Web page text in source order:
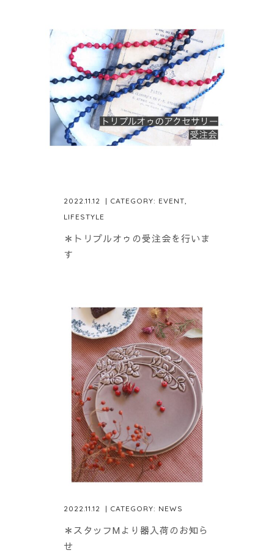
2022.11.12 | CATEGORY: EVENT,
LIFESTYLE
＊トリプルオゥの受注会を行いま
す
2022.11.12 | CATEGORY: NEWS
＊スタッフMより器入荷のお知ら
せ